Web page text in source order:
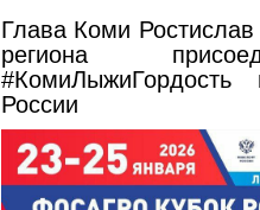
Глава Коми
региона
России